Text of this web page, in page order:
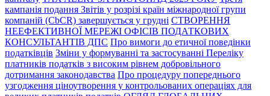
кампанія подання Звітів у розрізі країн міжнародної групи
компаній (CbCR) завершується у грудні СТВОРЕННЯ
НЕЕФЕКТИВНОЇ МЕРЕЖІ ОФІСІВ ПОДАТКОВИХ
КОНСУЛЬТАНТІВ ДПС Про вимоги до етичної поведінки
податківців Зміни у формуванні та застосуванні Переліку
платників податків з високим рівнем добровільного
дотримання законодавства Про процедуру попереднього
узгодження ціноутворення у контрольованих операціях для